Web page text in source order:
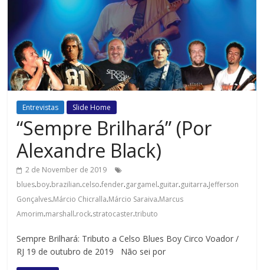
Entrevistas Slide Home
“Sempre Brilhará” (Por
Alexandre Black)
2 de November de 2019
blues.boy.brazilian.celso.fender.gargamel.guitar.guitarra.Jefferson
Gonçalves.Márcio Chicralla.Márcio Saraiva.Marcus
Amorim.marshall.rock.stratocaster.tributo
Sempre Brilhará: Tributo a Celso Blues Boy Circo Voador /
RJ 19 de outubro de 2019 Não sei por